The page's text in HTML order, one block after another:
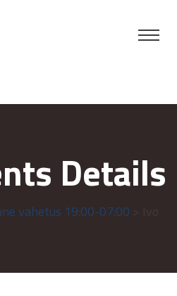
Details
vahetus 19:00-07:00